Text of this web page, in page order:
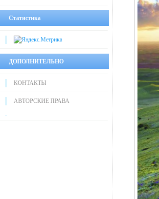
Статистика
ДОПОЛНИТЕЛЬНО
КОНТАКТЫ
АВТОРСКИЕ ПРАВА